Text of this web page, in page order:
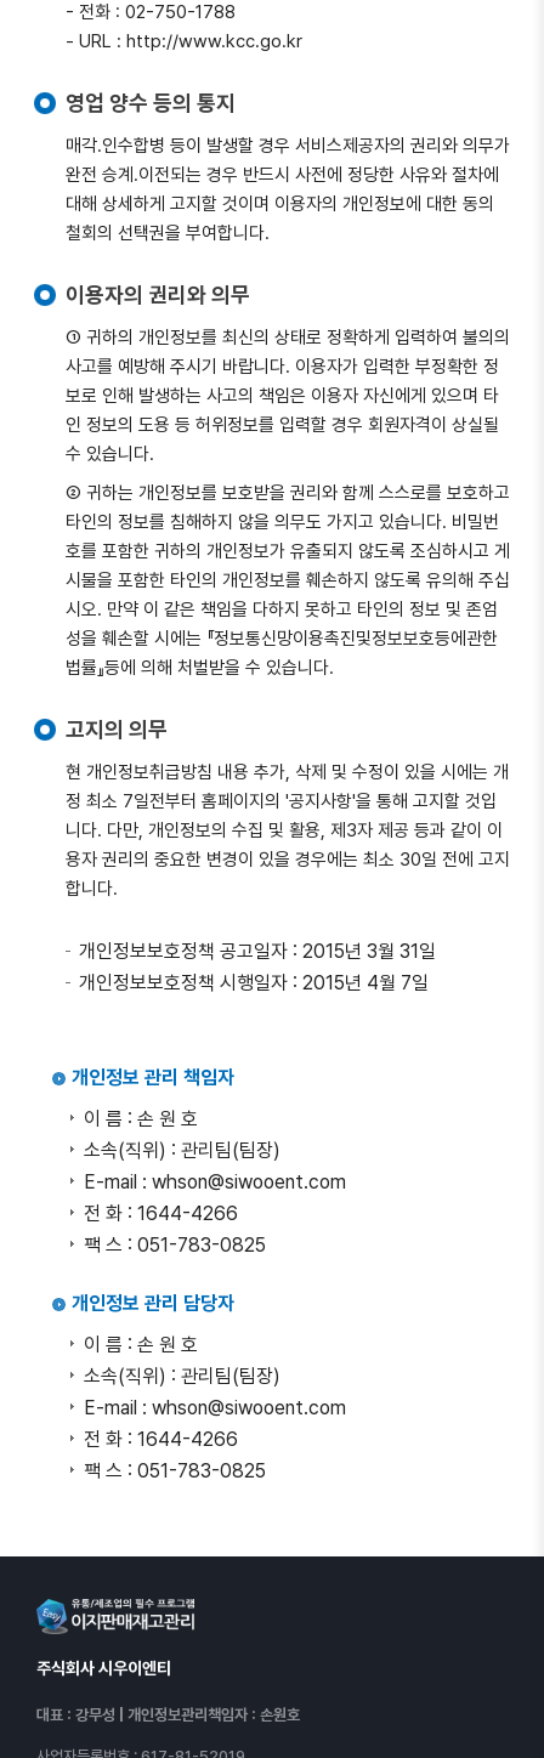
- 전화 : 02-750-1788
- URL : http://www.kcc.go.kr
영업 양수 등의 통지
매각.인수합병 등이 발생할 경우 서비스제공자의 권리와 의무가
완전 승계.이전되는 경우 반드시 사전에 정당한 사유와 절차에
대해 상세하게 고지할 것이며 이용자의 개인정보에 대한 동의
철회의 선택권을 부여합니다.
이용자의 권리와 의무
① 귀하의 개인정보를 최신의 상태로 정확하게 입력하여 불의의
사고를 예방해 주시기 바랍니다. 이용자가 입력한 부정확한 정
보로 인해 발생하는 사고의 책임은 이용자 자신에게 있으며 타
인 정보의 도용 등 허위정보를 입력할 경우 회원자격이 상실될
수 있습니다.
② 귀하는 개인정보를 보호받을 권리와 함께 스스로를 보호하고
타인의 정보를 침해하지 않을 의무도 가지고 있습니다. 비밀번
호를 포함한 귀하의 개인정보가 유출되지 않도록 조심하시고 게
시물을 포함한 타인의 개인정보를 훼손하지 않도록 유의해 주십
시오. 만약 이 같은 책임을 다하지 못하고 타인의 정보 및 존엄
성을 훼손할 시에는 『정보통신망이용촉진및정보보호등에관한
법률』등에 의해 처벌받을 수 있습니다.
고지의 의무
현 개인정보취급방침 내용 추가, 삭제 및 수정이 있을 시에는 개
정 최소 7일전부터 홈페이지의 '공지사항'을 통해 고지할 것입
니다. 다만, 개인정보의 수집 및 활용, 제3자 제공 등과 같이 이
용자 권리의 중요한 변경이 있을 경우에는 최소 30일 전에 고지
합니다.
개인정보보호정책 공고일자 : 2015년 3월 31일
개인정보보호정책 시행일자 : 2015년 4월 7일
개인정보 관리 책임자
이 름 : 손 원 호
소속(직위) : 관리팀(팀장)
E-mail : whson@siwooent.com
전 화 : 1644-4266
팩 스 : 051-783-0825
개인정보 관리 담당자
이 름 : 손 원 호
소속(직위) : 관리팀(팀장)
E-mail : whson@siwooent.com
전 화 : 1644-4266
팩 스 : 051-783-0825
주식회사 시우이엔티
대표 : 강무성 개인정보관리책임자 : 손원호